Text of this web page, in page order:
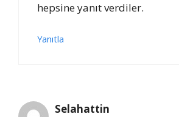
hepsine yanıt verdiler.
Yanıtla
Selahattin